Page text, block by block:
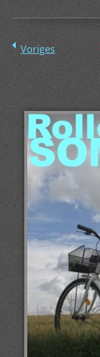
Voriges